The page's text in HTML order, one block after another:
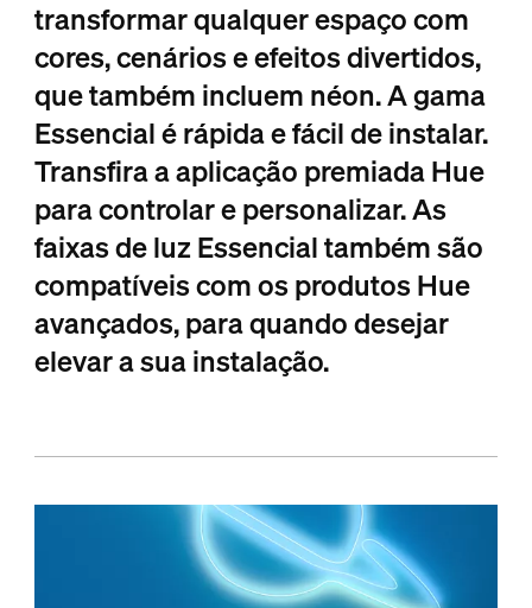
transformar qualquer espaço com
cores, cenários e efeitos divertidos,
que também incluem néon. A gama
Essencial é rápida e fácil de instalar.
Transfira a aplicação premiada Hue
para controlar e personalizar. As
faixas de luz Essencial também são
compatíveis com os produtos Hue
avançados, para quando desejar
elevar a sua instalação.